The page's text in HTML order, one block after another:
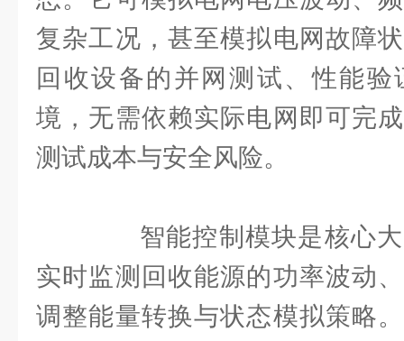
复杂工况，甚至模拟电网故障
回收设备的并网测试、性能
境，无需依赖实际电网即可完
测试成本与安全风险。
智能控制模块是核心大
实时监测回收能源的功率波动
调整能量转换与状态模拟策略